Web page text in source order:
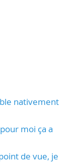
nativement
moi ça a
de vue, je